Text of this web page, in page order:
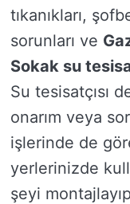
tıkanıkları,
sorunları ve
Sokak su
Su tesisatçısı
onarım veya
işlerinde de
yerlerinizde
şeyi